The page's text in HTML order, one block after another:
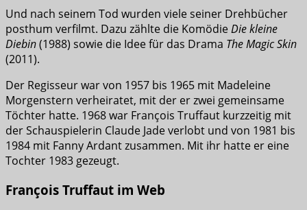
Und nach seinem Tod wurden viele seiner Drehbücher
posthum verfilmt. Dazu zählte die KomödieDie kleine
Diebin(1988) sowie die Idee für das Drama The Magic Skin
(2011).
Der Regisseur war von 1957 bis 1965 mit Madeleine
Morgenstern verheiratet, mit der er zwei gemeinsame
Töchter hatte. 1968 war François Truffaut kurzzeitig mit
der Schauspielerin Claude Jade verlobt und von 1981 bis
1984 mit Fanny Ardant zusammen. Mit ihr hatte er eine
Tochter 1983 gezeugt.
François Truffaut im Web